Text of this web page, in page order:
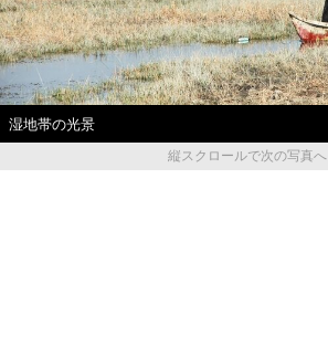
湿地帯の光景
縦スクロールで次の写真へ